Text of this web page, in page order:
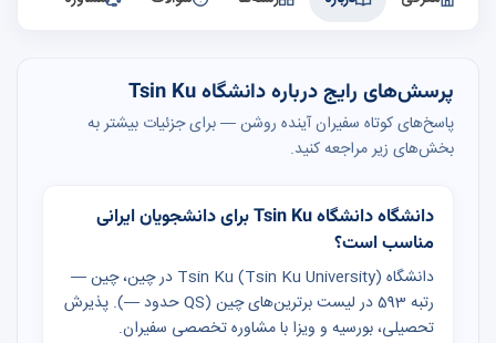
پرسش‌های رایج درباره دانشگاه Tsin Ku
پاسخ‌های کوتاه سفیران آینده روشن — برای جزئیات بیشتر به
بخش‌های زیر مراجعه کنید.
دانشگاه دانشگاه Tsin Ku برای دانشجویان ایرانی
مناسب است؟
دانشگاه Tsin Ku (Tsin Ku University) در چین، چین —
رتبه 593 در لیست برترین‌های چین (QS حدود —). پذیرش
تحصیلی، بورسیه و ویزا با مشاوره تخصصی سفیران.